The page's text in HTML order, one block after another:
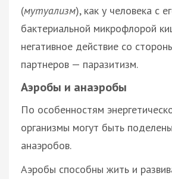
(мутуализм), как у человека с
бактериальной микрофлорой
негативное действие со
партнеров — паразитизм.
Аэробы и анаэробы
По особенностям
организмы могут быть
анаэробов.
Аэробы способны жить и